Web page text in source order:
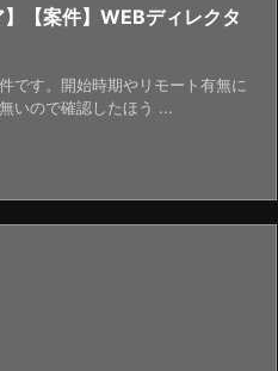
】【案件】WEBディレクタ
です。開始時期やリモート有無に
いので確認したほう ...